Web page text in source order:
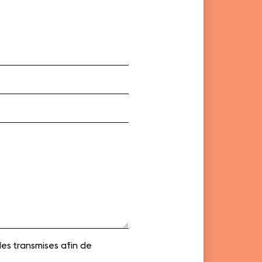
transmises afin de